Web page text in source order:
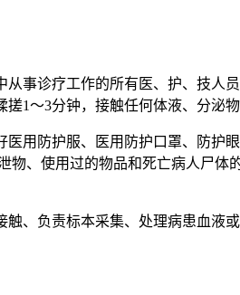
诊疗工作的所有医、护、技人
1～3分钟，接触任何体液、分泌
防护服、医用防护口罩、防护
、使用过的物品和死亡病人尸
负责标本采集、处理病患血液